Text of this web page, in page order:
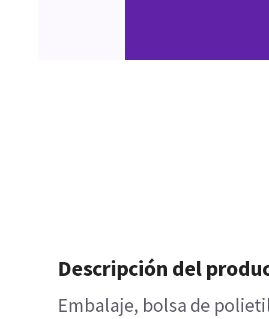
Descripción del
Embalaje, bolsa de